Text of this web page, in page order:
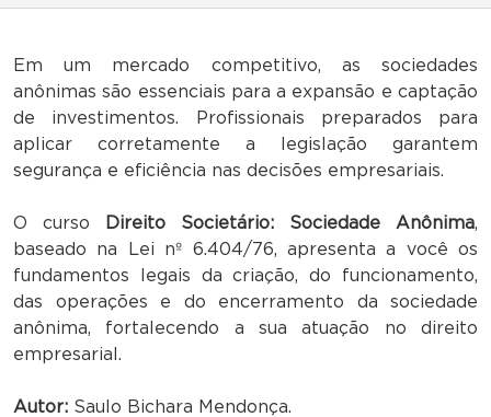
Em um mercado competitivo, as sociedades
anônimas são essenciais para a expansão e captação
de investimentos. Profissionais preparados para
aplicar corretamente a legislação garantem
segurança e eficiência nas decisões empresariais.
O curso Direito Societário: Sociedade Anônima,
baseado na Lei nº 6.404/76, apresenta a você os
fundamentos legais da criação, do funcionamento,
das operações e do encerramento da sociedade
anônima, fortalecendo a sua atuação no direito
empresarial.
Autor: Saulo Bichara Mendonça.